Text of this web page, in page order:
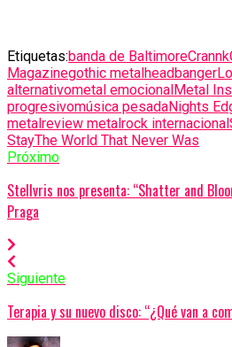
Etiquetas:banda de BaltimoreCrannk
Magazinegothic metalheadbanger
alternativometal emocionalMetal
progresivomúsica pesadaNights
metalreview metalrock internacional
StayThe World That Never Was
Próximo
Stellvris nos presenta: “Shatter and
Praga
Siguiente
Terapia y su nuevo disco: “¿Qué van a